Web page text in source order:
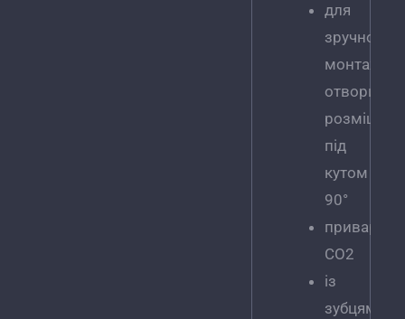
для
зручності
монтажні
отвори
розміщені
під
кутом
90°
CO2
із
зубцями